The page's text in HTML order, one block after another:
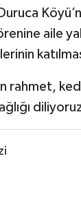
Duruca
aile
rahmet,